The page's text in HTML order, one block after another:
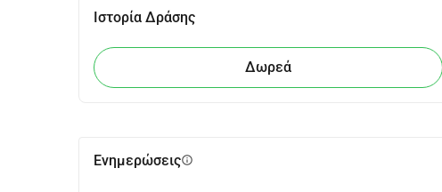
Ιστορία Δράσης
Δωρεά
Ενημερώσειςinfo